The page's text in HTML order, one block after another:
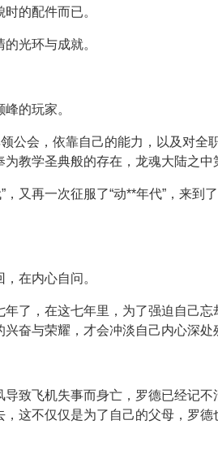
的配件而已。
光环与成就。
的玩家。
公会，依靠自己的能力，以及对
为教学圣典般的存在，龙魂大陆之
，又再一次征服了“动**年代”，来
在内心自问。
了，在这七年里，为了强迫自己
奋与荣耀，才会冲淡自己内心深处
致飞机失事而身亡，罗德已经记
这不仅仅是为了自己的父母，罗